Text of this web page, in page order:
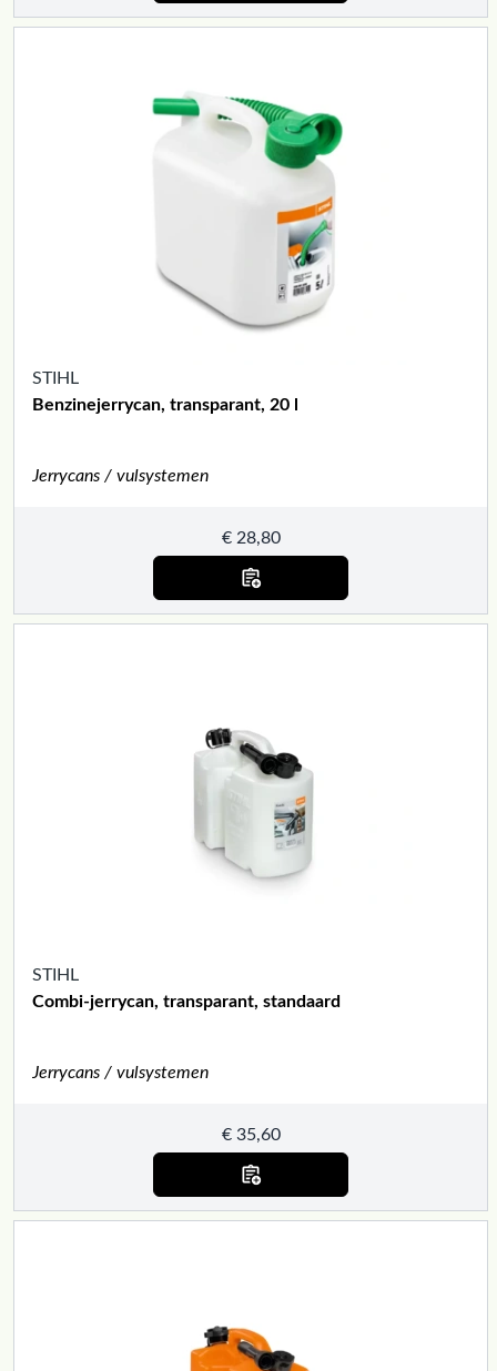
STIHL
Benzinejerrycan, transparant, 20 l
Jerrycans / vulsystemen
€28,80
STIHL
Combi-jerrycan, transparant, standaard
Jerrycans / vulsystemen
€35,60